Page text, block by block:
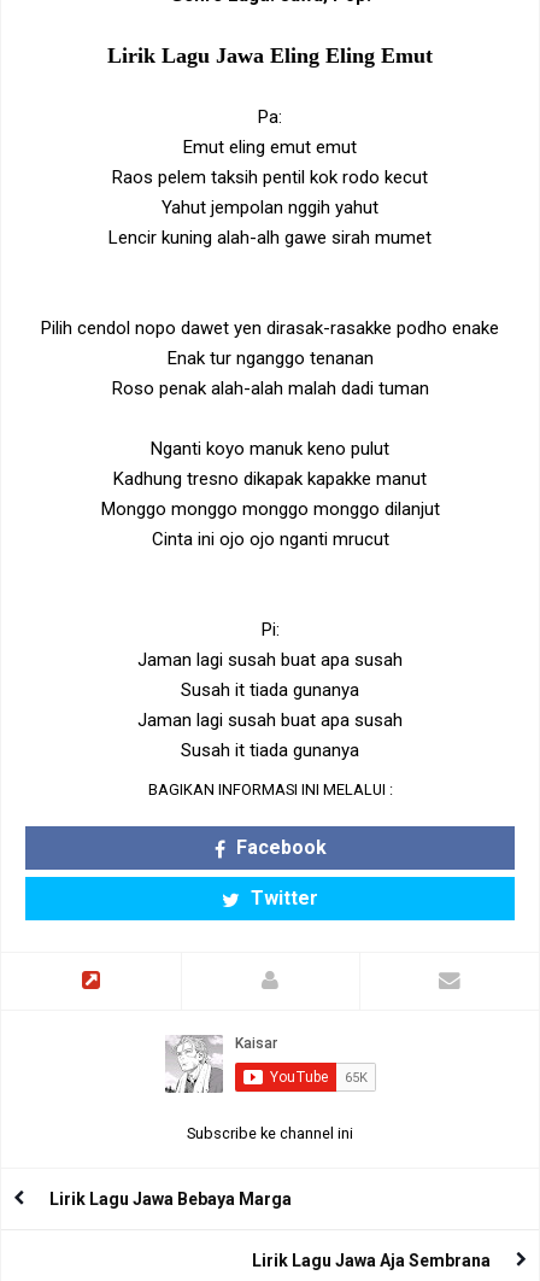
Lirik Lagu Jawa Eling Eling Emut
Pa:
Emut eling emut emut
Raos pelem taksih pentil kok rodo kecut
Yahut jempolan nggih yahut
Lencir kuning alah-alh gawe sirah mumet
Pilih cendol nopo dawet yen dirasak-rasakke podho enake
Enak tur nganggo tenanan
Roso penak alah-alah malah dadi tuman
Nganti koyo manuk keno pulut
Kadhung tresno dikapak kapakke manut
Monggo monggo monggo monggo dilanjut
Cinta ini ojo ojo nganti mrucut
Pi:
Jaman lagi susah buat apa susah
Susah it tiada gunanya
Jaman lagi susah buat apa susah
Susah it tiada gunanya
BAGIKAN INFORMASI INI MELALUI :
Facebook
Twitter
Subscribe ke channel ini
Lirik Lagu Jawa Bebaya Marga
Lirik Lagu Jawa Aja Sembrana